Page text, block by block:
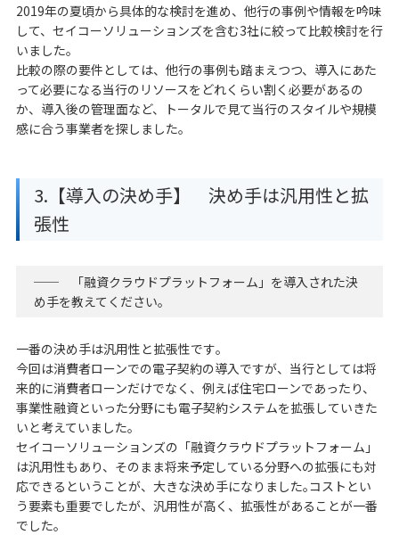
2019年の夏頃から具体的な検討を進め、他行の事例や情報を吟味
して、セイコーソリューションズを含む3社に絞って比較検討を行
いました｡
比較の際の要件としては、他行の事例も踏まえつつ、導入にあた
って必要になる当行のリソースをどれくらい割く必要があるの
か、導入後の管理面など、トータルで見て当行のスタイルや規模
感に合う事業者を探しました｡
3.【導入の決め手】 決め手は汎用性と拡
張性
── 「融資クラウドプラットフォーム」を導入された決
め手を教えてください｡
一番の決め手は汎用性と拡張性です｡
今回は消費者ローンでの電子契約の導入ですが、当行としては将
来的に消費者ローンだけでなく、例えば住宅ローンであったり、
事業性融資といった分野にも電子契約システムを拡張していきた
いと考えていました｡
セイコーソリューションズの「融資クラウドプラットフォーム」
は汎用性もあり、そのまま将来予定している分野への拡張にも対
応できるということが、大きな決め手になりました｡コストとい
う要素も重要でしたが、汎用性が高く、拡張性があることが一番
でした｡